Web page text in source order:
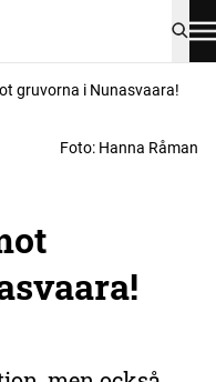
gruvorna i Nunasvaara!
Foto: Hanna Råman